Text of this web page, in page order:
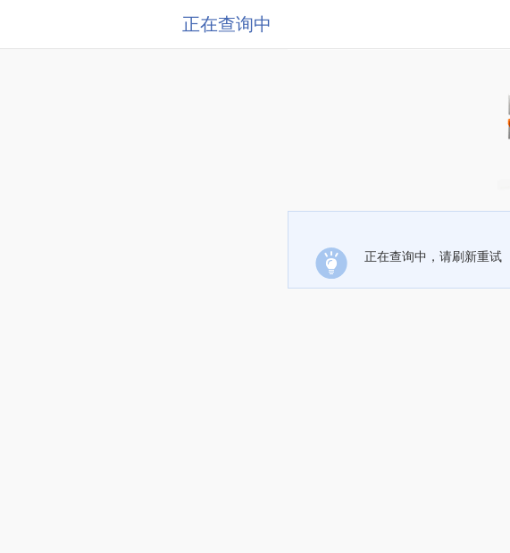
正在查询中
正在查询中，请刷新重试